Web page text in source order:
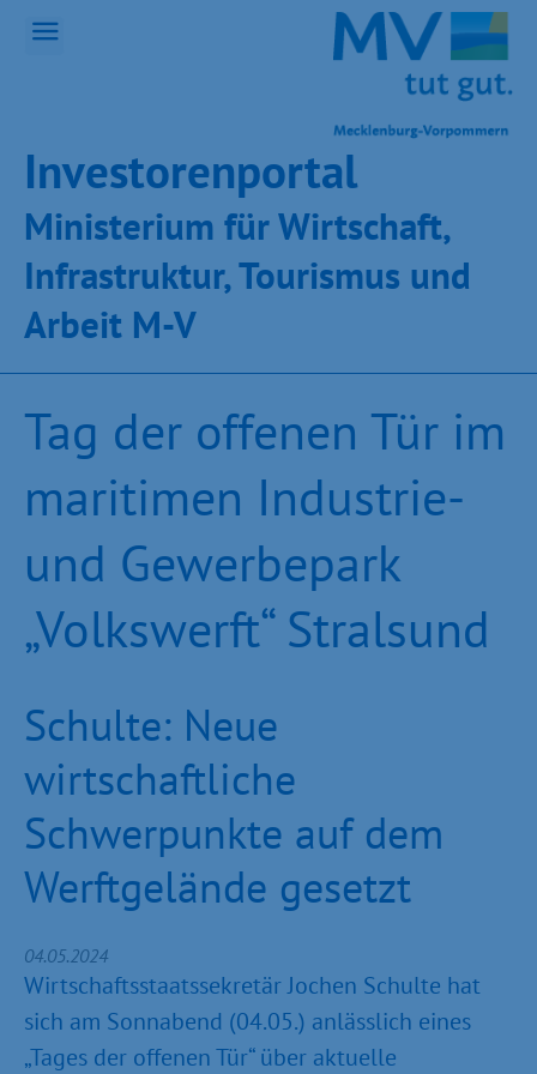
Inves­toren­por­tal
Ministeri­um für Wirt­schaft,
Infra­struk­tur, Tou­ris­mus und
Ar­beit M-V
Tag der offenen Tür im
maritimen Industrie-
und Gewerbepark
„Volkswerft“ Stralsund
Schulte: Neue
wirtschaftliche
Schwerpunkte auf dem
Werftgelände gesetzt
04.05.2024
Wirtschaftsstaatssekretär Jochen Schulte hat
sich am Sonnabend (04.05.) anlässlich eines
„Tages der offenen Tür“ über aktuelle